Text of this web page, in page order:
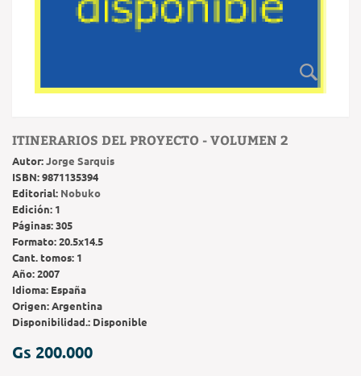
ITINERARIOS DEL PROYECTO - VOLUMEN 2
Autor:Jorge Sarquis
ISBN:9871135394
Editorial: Nobuko
Edición: 1
Páginas:305
Formato:20.5x14.5
Cant. tomos: 1
Año:2007
Idioma: España
Origen:Argentina
Disponibilidad.: Disponible
Gs 200.000